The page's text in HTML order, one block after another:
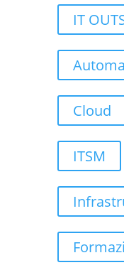
IT
Cloud
ITSM